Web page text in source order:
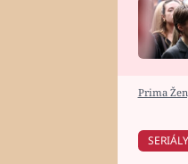
HOROSKOP NA
Prima